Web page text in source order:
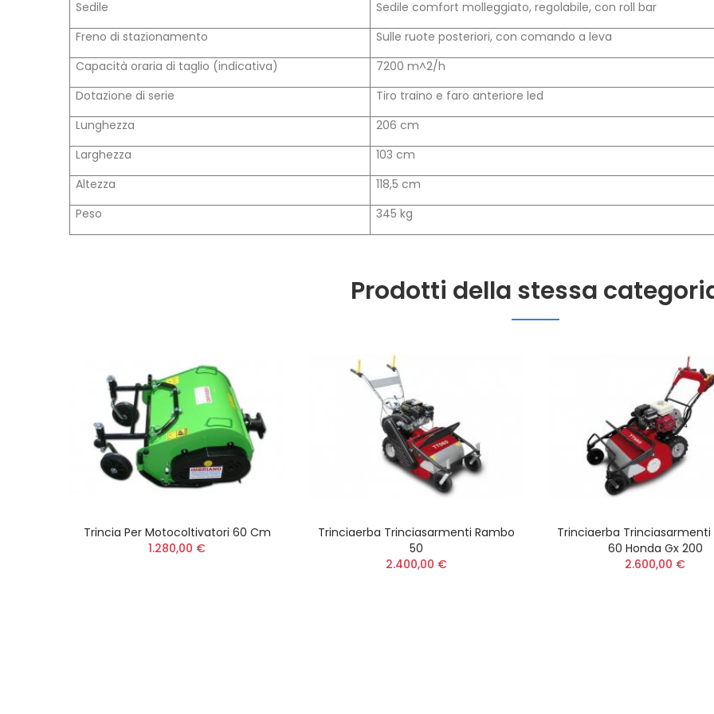
Sedile
Sedile comfort molleggiato, regolabile, con roll bar
Freno di stazionamento
Sulle ruote posteriori, con comando a leva
Capacità oraria di taglio (indicativa)
7200 m^2/h
Dotazione di serie
Tiro traino e faro anteriore led
Lunghezza
206 cm
Larghezza
103 cm
Altezza
118,5 cm
Peso
345 kg
Prodotti della stessa
Trincia Per Motocoltivatori 60 Cm
1.280,00 €
Trinciaerba Trinciasarmenti Rambo
50
2.400,00 €
Trinciaerba Trinciasarmenti
60 Honda Gx 200
2.600,00 €